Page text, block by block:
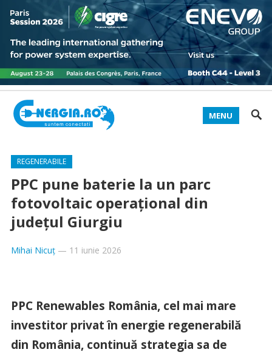
MENU
REGENERABILE
PPC pune baterie la un parc
fotovoltaic operațional din
județul Giurgiu
Mihai Nicuț— 11 iunie 2026
PPC Renewables România, cel mai mare
investitor privat în energie regenerabilă
din România, continuă strategia sa de